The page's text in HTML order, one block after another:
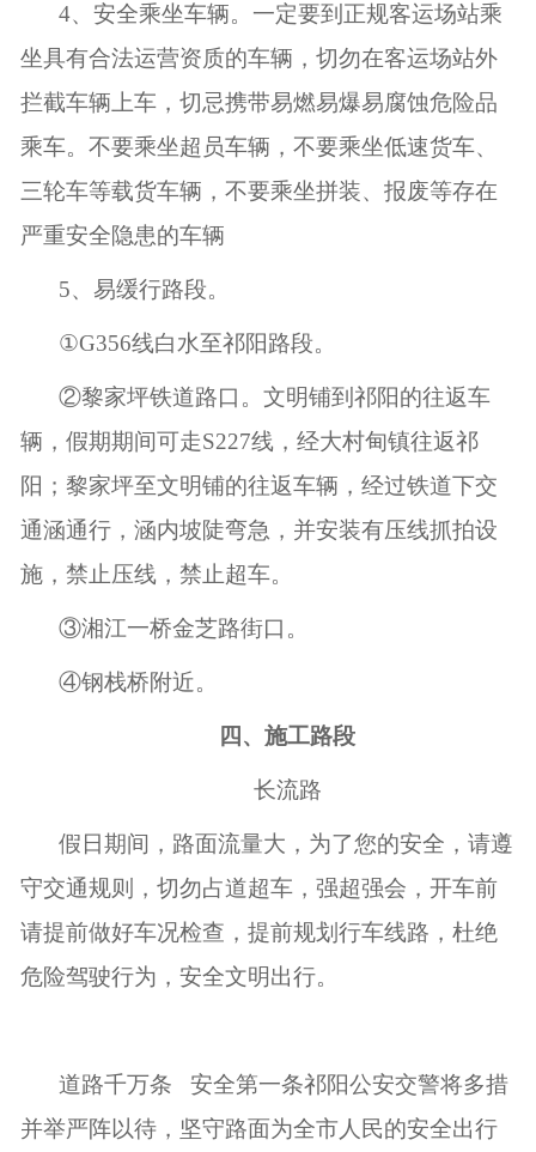
4、安全乘坐车辆。一定要到正规客运场站乘
坐具有合法运营资质的车辆，切勿在客运场站外
拦截车辆上车，切忌携带易燃易爆易腐蚀危险品
乘车。不要乘坐超员车辆，不要乘坐低速货车、
三轮车等载货车辆，不要乘坐拼装、报废等存在
严重安全隐患的车辆
5、易缓行路段。
①G356线白水至祁阳路段。
②黎家坪铁道路口。文明铺到祁阳的往返车
辆，假期期间可走S227线，经大村甸镇往返祁
阳；黎家坪至文明铺的往返车辆，经过铁道下交
通涵通行，涵内坡陡弯急，并安装有压线抓拍设
施，禁止压线，禁止超车。
③湘江一桥金芝路街口。
④钢栈桥附近。
四、施工路段
长流路
假日期间，路面流量大，为了您的安全，请遵
守交通规则，切勿占道超车，强超强会，开车前
请提前做好车况检查，提前规划行车线路，杜绝
危险驾驶行为，安全文明出行。
道路千万条
安全第一条祁阳公安交警将多措
并举严阵以待，坚守路面为全市人民的安全出行